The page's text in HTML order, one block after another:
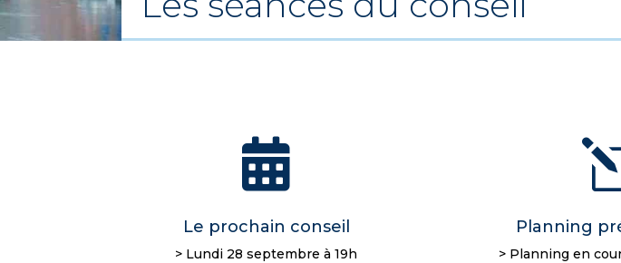

Le prochain conseil
> Lundi 28 septembre à 19h
Planning
> Planning en